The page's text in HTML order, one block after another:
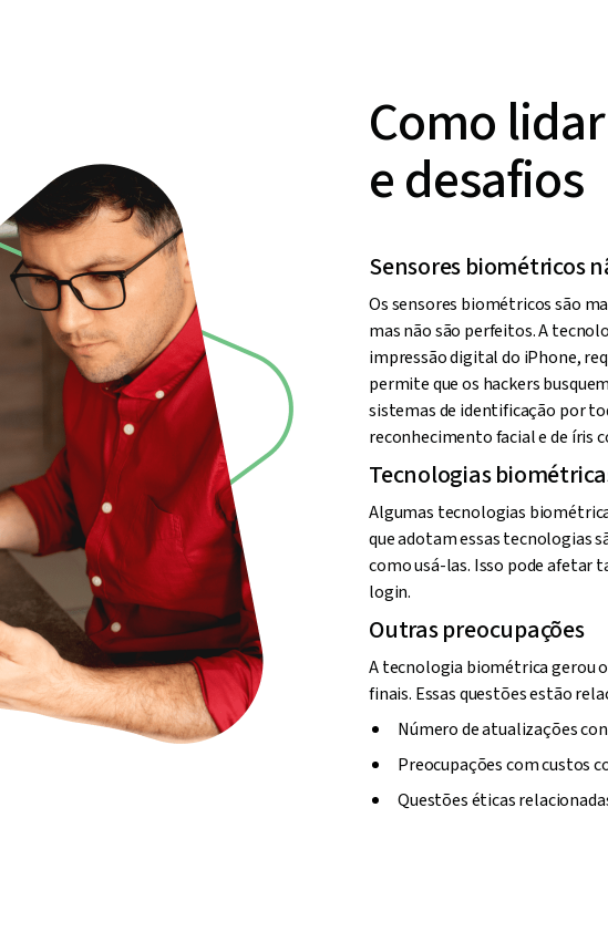
Como
e desafios
Sensores biométricos
Os sensores biométricos são
mas não são perfeitos. A
impressão digital do iPhone,
permite que os hackers
sistemas de identificação por
reconhecimento facial e de íris
Tecnologias
Algumas tecnologias
que adotam essas tecnologias
como usá-las. Isso pode afetar
login.
Outras preocupações
A tecnologia biométrica gerou
finais. Essas questões estão
Número de atualizações
Preocupações com custos
Questões éticas